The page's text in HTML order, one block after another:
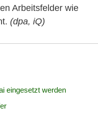
Arbeitsfelder wie
(dpa, iQ)
eingesetzt werden